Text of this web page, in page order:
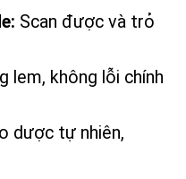
Scan được và trỏ
lem, không lỗi chính
dược tự nhiên,